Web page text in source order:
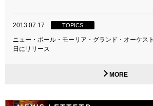
2013.07.17 TOPICS
ニュー・ポール・モーリア・グランド・オーケス
日にリリース
MORE